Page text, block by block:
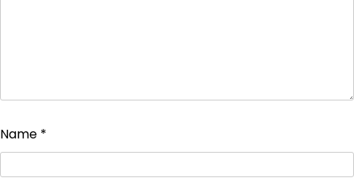
Name *